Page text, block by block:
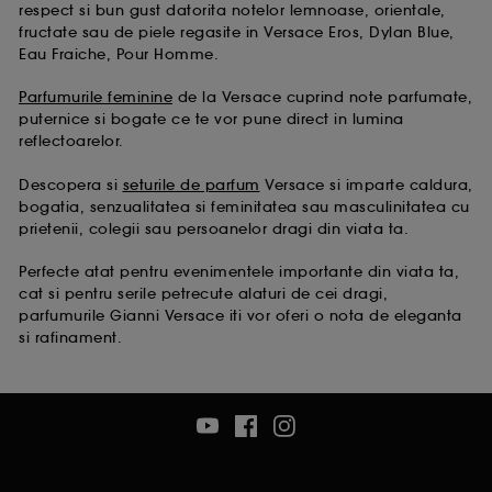
respect si bun gust datorita notelor lemnoase, orientale,
fructate sau de piele regasite in Versace Eros, Dylan Blue,
Eau Fraiche, Pour Homme.
Parfumurile feminine de la Versace cuprind note parfumate,
puternice si bogate ce te vor pune direct in lumina
reflectoarelor.
Descopera si seturile de parfum Versace si imparte caldura,
bogatia, senzualitatea si feminitatea sau masculinitatea cu
prietenii, colegii sau persoanelor dragi din viata ta.
Perfecte atat pentru evenimentele importante din viata ta,
cat si pentru serile petrecute alaturi de cei dragi,
parfumurile Gianni Versace iti vor oferi o nota de eleganta
si rafinament.
noi anumite informatii si toate functionalitatile si
serviciile Google disponible pe site-ul nostru sunt
reglementate de Politica de confidentialitate Google.
dummeavoastra so optiunile de configurare consultati
pagina https://business.safety.google/privacy/
Cu exceptia cookie-urilor tehnice, plasarea si citirea
celorlalte necesita acordul tau. Poti sa iti personalizezi
optiunea "Schimba preferintele" de mai jos, sau poti
apasa butonul de "Accepta toate" sau "Respinge
toate". Poti alege sa iti modifici preferintele oricand.
Daca doresti mai multe informatii despre cookie-urile